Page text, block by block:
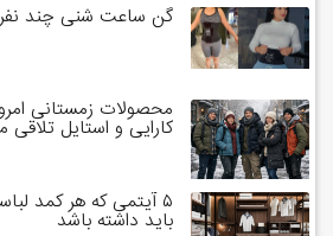
گن ساعت شنی چند
محصولات زمستانی
کارایی و استایل تلاقی
باید داشته باشد